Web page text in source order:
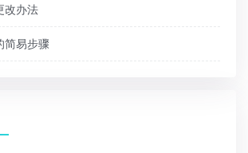
改办法
简易步骤